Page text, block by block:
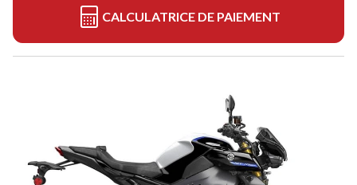
CALCULATRICE DE PAIEMENT